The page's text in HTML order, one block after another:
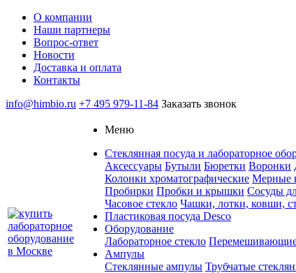
О компании
Наши партнеры
Вопрос-ответ
Новости
Доставка и оплата
Контакты
info@himbio.ru +7 495 979-11-84 Заказать звонок
Меню
Стеклянная посуда и лабораторное
Аксессуары Бутыли Бюретки Воронки
Колонки хроматографические Мерные
Пробирки Пробки и крышки Сосуды
Часовое стекло Чашки, лотки, ковши,
Пластиковая посуда Desco
Оборудование
Лабораторное стекло Перемешивающие
Ампулы
Стеклянные ампулы Трубчатые